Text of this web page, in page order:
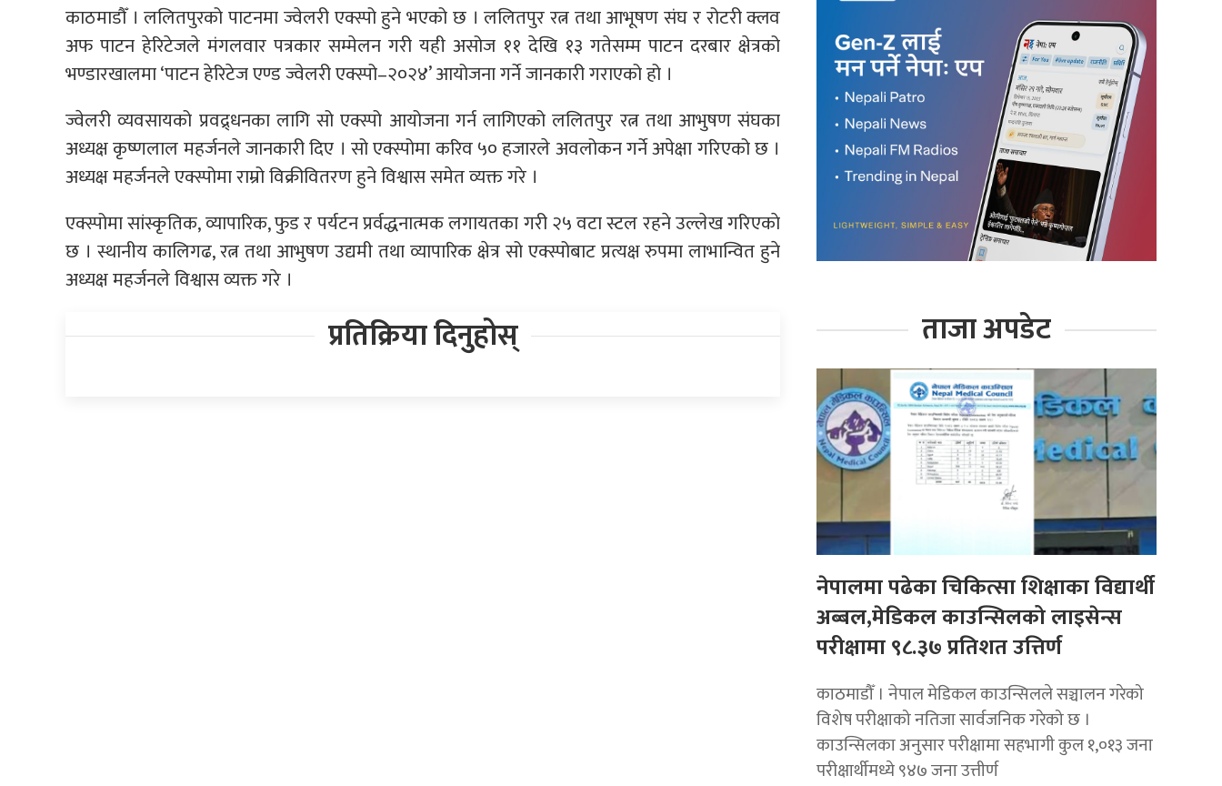
काठमाडाैँ । ललितपुरको पाटनमा ज्वेलरी एक्स्पो हुने भएको छ । ललितपुर रत्न तथा आभूषण संघ र रोटरी क्लव
अफ पाटन हेरिटेजले मंगलवार पत्रकार सम्मेलन गरी यही असोज ११ देखि १३ गतेसम्म पाटन दरबार क्षेत्रको
भण्डारखालमा ‘पाटन हेरिटेज एण्ड ज्वेलरी एक्स्पो–२०२४’ आयोजना गर्ने जानकारी गराएको हो ।
ज्वेलरी व्यवसायको प्रवद्र्धनका लागि सो एक्स्पो आयोजना गर्न लागिएको ललितपुर रत्न तथा आभुषण संघका
अध्यक्ष कृष्णलाल महर्जनले जानकारी दिए । सो एक्स्पोमा करिव ५० हजारले अवलोकन गर्ने अपेक्षा गरिएको छ ।
अध्यक्ष महर्जनले एक्स्पोमा राम्रो विक्रीवितरण हुने विश्वास समेत व्यक्त गरे ।
एक्स्पोमा सांस्कृतिक, व्यापारिक, फुड र पर्यटन प्रर्वद्धनात्मक लगायतका गरी २५ वटा स्टल रहने उल्लेख गरिएकाे
छ । स्थानीय कालिगढ, रत्न तथा आभुषण उद्यमी तथा व्यापारिक क्षेत्र सो एक्स्पोबाट प्रत्यक्ष रुपमा लाभान्वित हुने
अध्यक्ष महर्जनले विश्वास व्यक्त गरे ।
प्रतिक्रिया दिनुहोस् ताजा अपडेट
नेपालमा पढेका चिकित्सा शिक्षाका विद्यार्थी
अब्बल,मेडिकल काउन्सिलको लाइसेन्स
परीक्षामा ९८.३७ प्रतिशत उत्तिर्ण
काठमाडौँ । नेपाल मेडिकल काउन्सिलले सञ्चालन गरेको
विशेष परीक्षाको नतिजा सार्वजनिक गरेको छ ।
काउन्सिलका अनुसार परीक्षामा सहभागी कुल १,०१३ जना
परीक्षार्थीमध्ये ९४७ जना उत्तीर्ण